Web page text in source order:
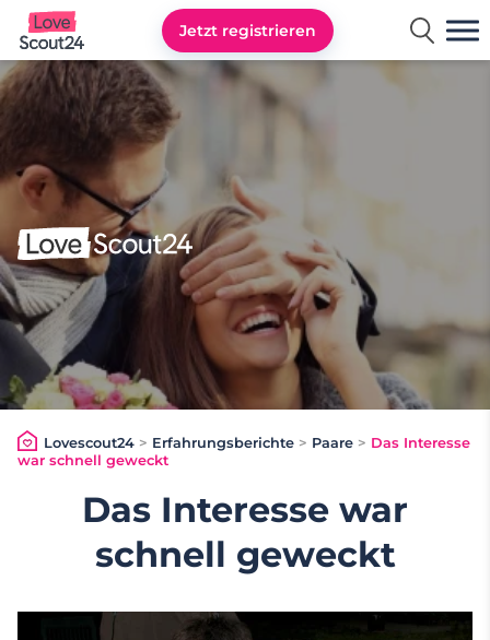
Lovescout24
Jetzt registrieren
Lovescout24> Erfahrungsberichte > Paare > Das Interesse
war schnell geweckt
Das Interesse war
schnell geweckt